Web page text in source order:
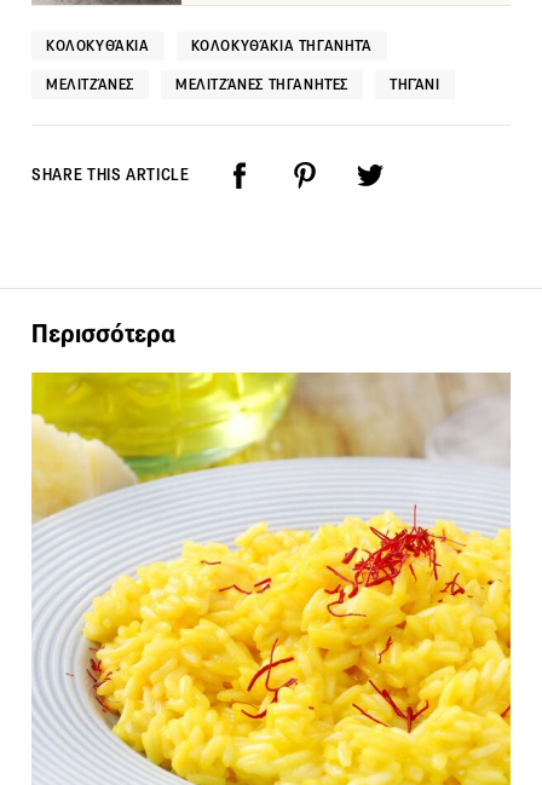
ΚΟΛΟΚΥΘΆΚΙΑ ΚΟΛΟΚΥΘΆΚΙΑ ΤΗΓΑΝΗΤΆ
ΜΕΛΙΤΖΆΝΕΣ ΜΕΛΙΤΖΆΝΕΣ ΤΗΓΑΝΗΤΈΣ ΤΗΓΆΝΙ
SHARE THIS ARTICLE
Περισσότερα